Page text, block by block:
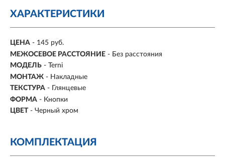
ХАРАКТЕРИСТИКИ
ЦЕНА - 145 руб.
МЕЖОСЕВОЕ РАССТОЯНИЕ - Без расстояния
МОДЕЛЬ - Terni
МОНТАЖ - Накладные
ТЕКСТУРА - Глянцевые
ФОРМА - Кнопки
ЦВЕТ - Черный хром
КОМПЛЕКТАЦИЯ